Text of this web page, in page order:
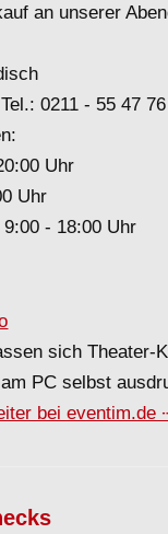
an unserer
Tel.:0211 - 55 47 76
Uhr
Uhr
- 18:00 Uhr
sich Theater-
PC selbst
bei eventim.de